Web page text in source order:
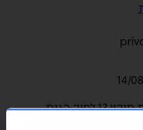
מדיניות זו עומדת בדרישות תיקון 13 לחוק הגנת
בהתאם לשינויים בחוק.